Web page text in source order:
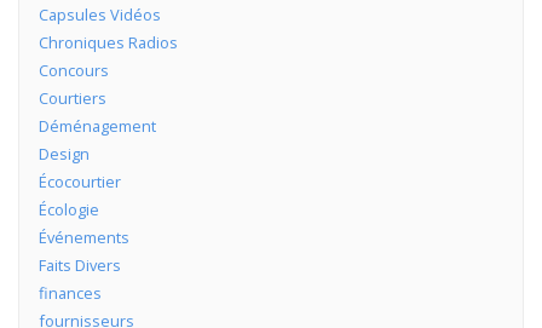
Capsules Vidéos
Chroniques Radios
Concours
Courtiers
Déménagement
Design
Écocourtier
Écologie
Événements
Faits Divers
finances
fournisseurs